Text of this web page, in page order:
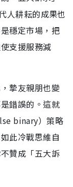
人耕耘的成果也
穩定市場，把
支援服務減
摯友親朋也變
錯誤的。這就
binary）策略
此冷戰思維自
贊成「五大訴